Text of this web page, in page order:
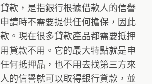
款，是指銀行根據借款人的信譽
請時不需要提供任何擔保，因此
。現在很多貸款產品都需要抵押
貸款不用。它的最大特點就是申
何抵押品，也不用去找第三方來
的信譽就可以取得銀行貸款，並